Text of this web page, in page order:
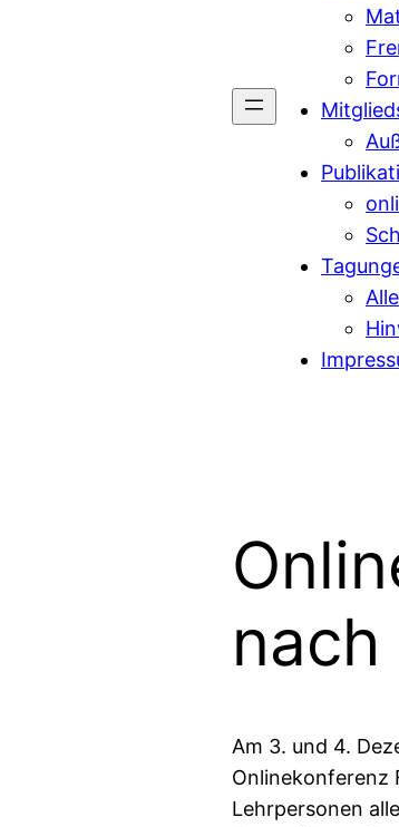
Am 3. und 4.
Onlinekonferenz
Lehrpersonen